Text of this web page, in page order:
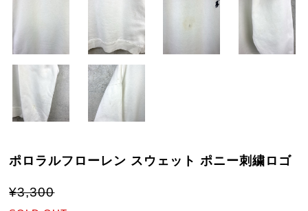
ポロラルフローレン スウェット ポニー刺繍ロゴ
¥3,300